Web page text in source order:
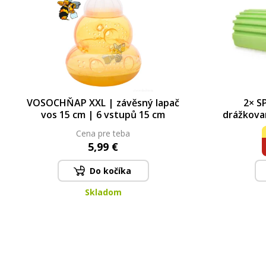
VOSOCHŇAP XXL | závěsný lapač
vos 15 cm | 6 vstupů 15 cm
Cena pre teba
5,99 €
Do kočíka
Skladom
2×
stírá &